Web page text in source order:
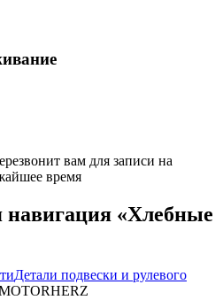
вам для записи на
время
навигация «Хлебные
Детали подвески и рулевого